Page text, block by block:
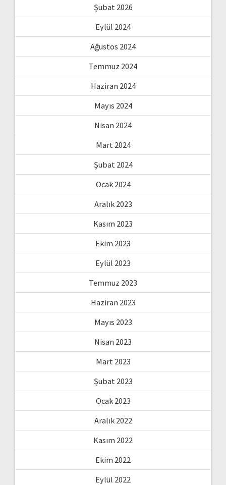
Şubat 2026
Eylül 2024
Ağustos 2024
Temmuz 2024
Haziran 2024
Mayıs 2024
Nisan 2024
Mart 2024
Şubat 2024
Ocak 2024
Aralık 2023
Kasım 2023
Ekim 2023
Eylül 2023
Temmuz 2023
Haziran 2023
Mayıs 2023
Nisan 2023
Mart 2023
Şubat 2023
Ocak 2023
Aralık 2022
Kasım 2022
Ekim 2022
Eylül 2022